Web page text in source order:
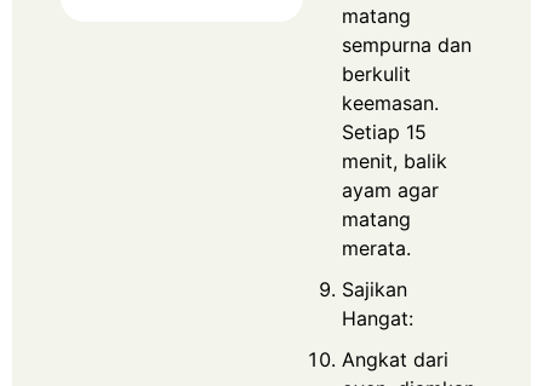
matang
sempurna dan
berkulit
keemasan.
Setiap 15
menit, balik
ayam agar
matang
merata.
Sajikan
Hangat:
Angkat dari